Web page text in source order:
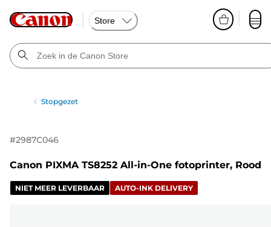
Store
Stopgezet
#2987C046
Canon PIXMA TS8252 All-in-One fotoprinter, Rood
NIET MEER LEVERBAAR AUTO-INK DELIVERY